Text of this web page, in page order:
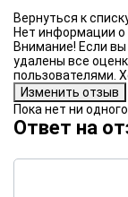
Нет информации
Внимание! Если вы
удалены все
пользователями.
Пока нет ни
Ответ на